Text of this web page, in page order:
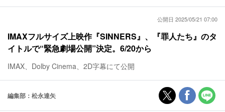
公開日 2025/05/21 07:00
IMAXフルサイズ上映作『SINNERS』、『罪人たち』のタ
イトルで“緊急劇場公開”決定。6/20から
IMAX、Dolby Cinema、2D字幕にて公開
編集部：松永達矢